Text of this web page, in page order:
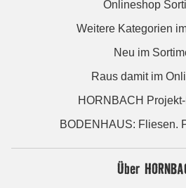
Onlineshop
Weitere Kategorien
Neu im
Raus damit im
HORNBACH
BODENHAUS: Fliesen.
Über